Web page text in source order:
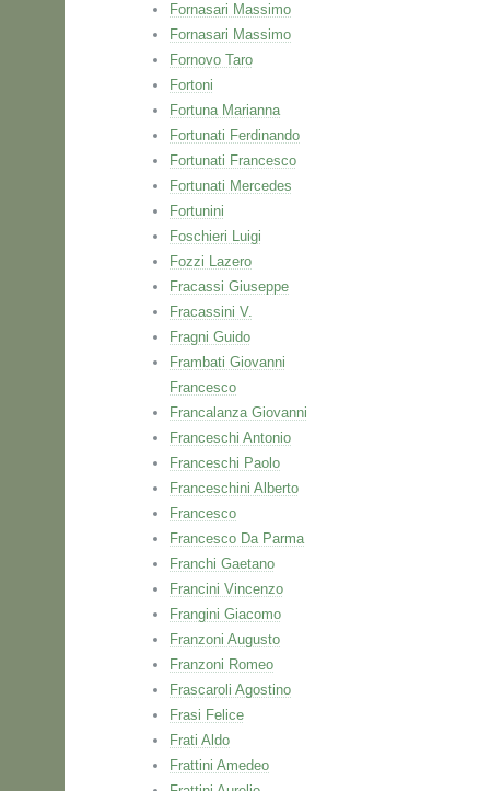
Fornasari Massimo
Fornasari Massimo
Fornovo Taro
Fortoni
Fortuna Marianna
Fortunati Ferdinando
Fortunati Francesco
Fortunati Mercedes
Fortunini
Foschieri Luigi
Fozzi Lazero
Fracassi Giuseppe
Fracassini V.
Fragni Guido
Frambati Giovanni
Francesco
Francalanza Giovanni
Franceschi Antonio
Franceschi Paolo
Franceschini Alberto
Francesco
Francesco Da Parma
Franchi Gaetano
Francini Vincenzo
Frangini Giacomo
Franzoni Augusto
Franzoni Romeo
Frascaroli Agostino
Frasi Felice
Frati Aldo
Frattini Amedeo